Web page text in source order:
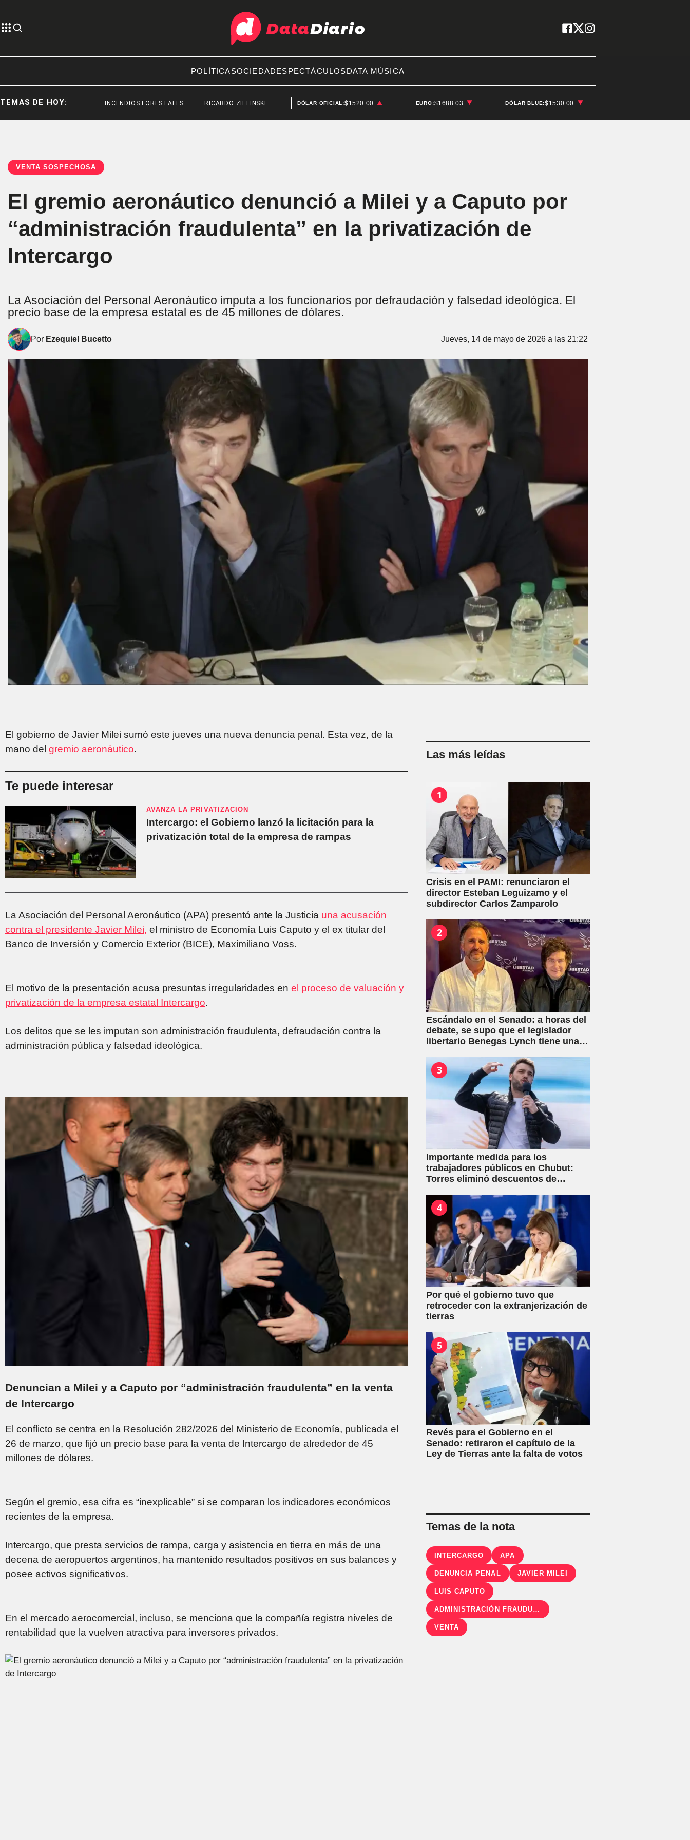
POLÍTICASOCIEDADESPECTÁCULOSDATA MÚSICA
TEMAS DE HOY: INCENDIOS FORESTALES RICARDO ZIELINSKI DEPORTES DÓLAR OFICIAL:$1520.00 EURO:$1688.03 DÓLAR BLUE:$1530.00
VENTA SOSPECHOSA
El gremio aeronáutico denunció a Milei y a Caputo por
“administración fraudulenta” en la privatización de
Intercargo
La Asociación del Personal Aeronáutico imputa a los funcionarios por defraudación y falsedad ideológica. El
precio base de la empresa estatal es de 45 millones de dólares.
Por Ezequiel Bucetto Jueves, 14 de mayo de 2026 a las 21:22
El gobierno de Javier Milei sumó este jueves una nueva denuncia penal. Esta vez, de la
mano del gremio aeronáutico.
Te puede interesar
AVANZA LA PRIVATIZACIÓN
Intercargo: el Gobierno lanzó la licitación para la
privatización total de la empresa de rampas
La Asociación del Personal Aeronáutico (APA) presentó ante la Justicia una acusación
contra el presidente Javier Milei, el ministro de Economía Luis Caputo y el ex titular del
Banco de Inversión y Comercio Exterior (BICE), Maximiliano Voss.
El motivo de la presentación acusa presuntas irregularidades en el proceso de valuación y
privatización de la empresa estatal Intercargo.
Los delitos que se les imputan son administración fraudulenta, defraudación contra la
administración pública y falsedad ideológica.
Denuncian a Milei y a Caputo por “administración fraudulenta” en la venta
de Intercargo
El conflicto se centra en la Resolución 282/2026 del Ministerio de Economía, publicada el
26 de marzo, que fijó un precio base para la venta de Intercargo de alrededor de 45
millones de dólares.
Según el gremio, esa cifra es “inexplicable” si se comparan los indicadores económicos
recientes de la empresa.
Intercargo, que presta servicios de rampa, carga y asistencia en tierra en más de una
decena de aeropuertos argentinos, ha mantenido resultados positivos en sus balances y
posee activos significativos.
En el mercado aerocomercial, incluso, se menciona que la compañía registra niveles de
rentabilidad que la vuelven atractiva para inversores privados.
Las más leídas
1
Crisis en el PAMI: renunciaron el
director Esteban Leguizamo y el
subdirector Carlos Zamparolo
2
Escándalo en el Senado: a horas del
debate, se supo que el legislador
libertario Benegas Lynch tiene una
venta de tierras a extranjeros
3
Importante medida para los
trabajadores públicos en Chubut:
Torres eliminó descuentos de
4
Por qué el gobierno tuvo que
retroceder con la extranjerización de
tierras
5
Revés para el Gobierno en el
Senado: retiraron el capítulo de la
Ley de Tierras ante la falta de votos
Temas de la nota
INTERCARGO APA
DENUNCIA PENAL JAVIER MILEI
LUIS CAPUTO
ADMINISTRACIÓN FRAUDULENTA
VENTA